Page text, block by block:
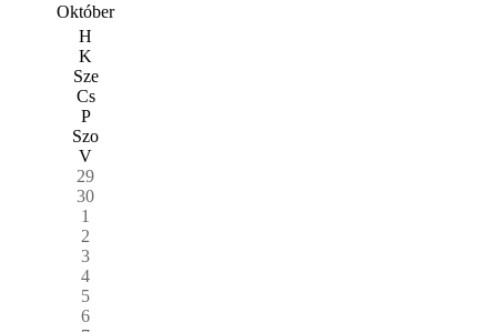
Október
H
K
Sze
Cs
P
Szo
V
29
30
1
2
3
4
5
6